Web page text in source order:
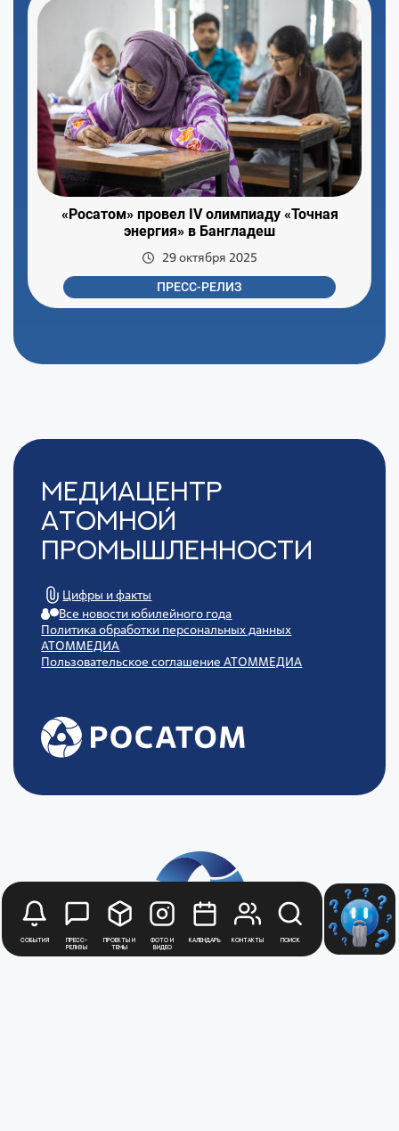
События
Пресс-
релизы
Проекты и
темы
Фото и
видео
Календарь Контакты Поиск
«Росатом» провел IV олимпиаду «Точная
энергия» в Бангладеш
29 октября 2025
ПРЕСС-РЕЛИЗ
Медиацентр
Атомной
Промышленности
Цифры и факты
Все новости юбилейного года
Политика обработки персональных данных
АТОММЕДИА
Пользовательское соглашение АТОММЕДИА